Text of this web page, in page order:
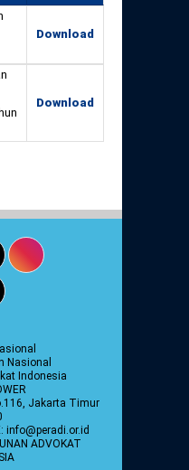
Download
Download
Nasional
Indonesia
Jakarta Timur
info@peradi.or.id
ADVOKAT